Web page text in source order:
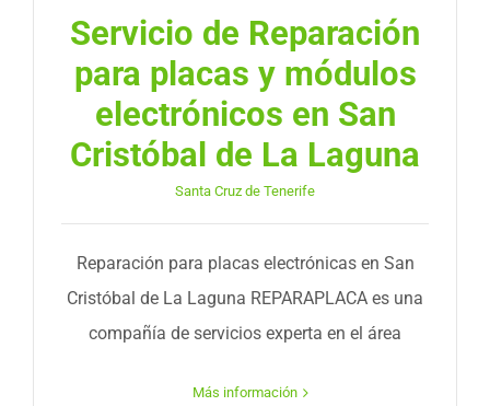
Servicio de Reparación
para placas y módulos
electrónicos en San
Cristóbal de La Laguna
Santa Cruz de Tenerife
Reparación para placas electrónicas en San
Cristóbal de La Laguna REPARAPLACA es una
compañía de servicios experta en el área
Más información